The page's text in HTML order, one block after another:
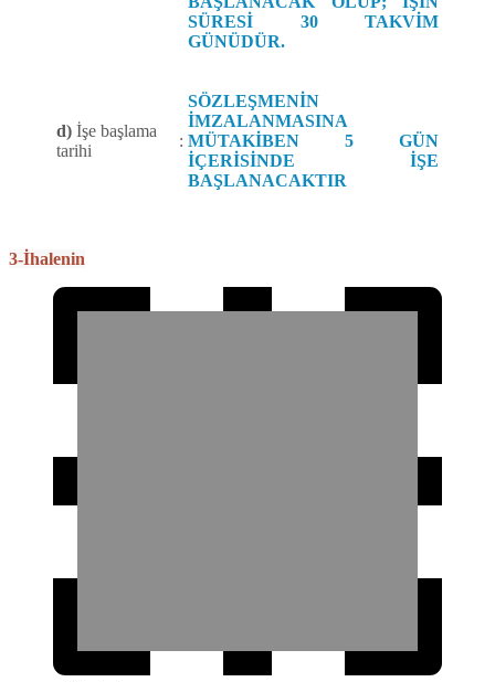
SÜRESİ 30 TAKVİM
GÜNÜDÜR.
d) İşe başlama
tarihi
:
SÖZLEŞMENİN
İMZALANMASINA
MÜTAKİBEN 5 GÜN
İÇERİSİNDE İŞE
BAŞLANACAKTIR
3-İhalenin